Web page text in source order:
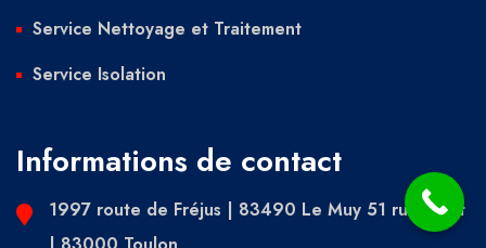
Service Nettoyage et Traitement
Service Isolation
Informations de contact
1997 route de Fréjus | 83490 Le Muy 51 rue Picot